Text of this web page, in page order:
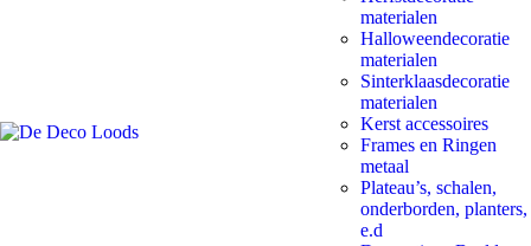
materialen
Halloweendecoratie
materialen
Sinterklaasdecoratie
materialen
Kerst accessoires
Frames en Ringen
metaal
Plateau’s, schalen,
onderborden, planters,
e.d